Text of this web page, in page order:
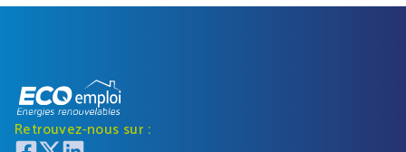
Retrouvez-nous sur :